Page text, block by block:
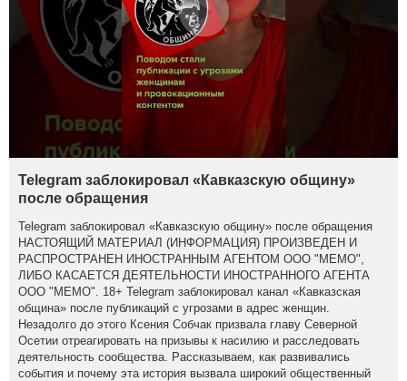
Telegram заблокировал «Кавказскую общину»
после обращения
Telegram заблокировал «Кавказскую общину» после обращения
НАСТОЯЩИЙ МАТЕРИАЛ (ИНФОРМАЦИЯ) ПРОИЗВЕДЕН И
РАСПРОСТРАНЕН ИНОСТРАННЫМ АГЕНТОМ ООО "МЕМО",
ЛИБО КАСАЕТСЯ ДЕЯТЕЛЬНОСТИ ИНОСТРАННОГО АГЕНТА
ООО "МЕМО". 18+ Telegram заблокировал канал «Кавказская
община» после публикаций с угрозами в адрес женщин.
Незадолго до этого Ксения Собчак призвала главу Северной
Осетии отреагировать на призывы к насилию и расследовать
деятельность сообщества. Рассказываем, как развивались
события и почему эта история вызвала широкий общественный